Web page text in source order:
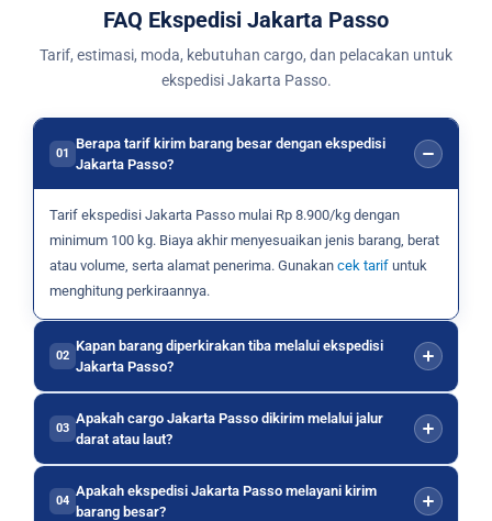
FAQ Ekspedisi Jakarta Passo
Tarif, estimasi, moda, kebutuhan cargo, dan pelacakan untuk
ekspedisi Jakarta Passo.
01
Berapa tarif kirim barang besar dengan ekspedisi
Jakarta Passo?
Tarif ekspedisi Jakarta Passo mulai Rp 8.900/kg dengan
minimum 100 kg. Biaya akhir menyesuaikan jenis barang, berat
atau volume, serta alamat penerima. Gunakan cek tarif untuk
menghitung perkiraannya.
02
Kapan barang diperkirakan tiba melalui ekspedisi
Jakarta Passo?
03
Apakah cargo Jakarta Passo dikirim melalui jalur
darat atau laut?
04
Apakah ekspedisi Jakarta Passo melayani kirim
barang besar?